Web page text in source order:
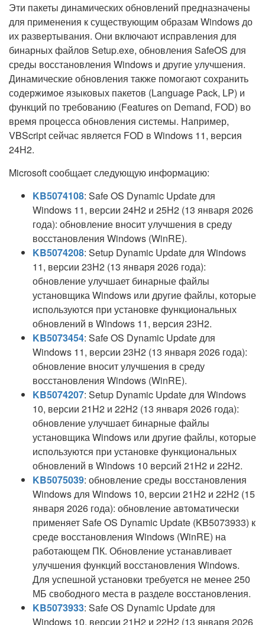
Эти пакеты динамических обновлений предназначены
для применения к существующим образам Windows до
их развертывания. Они включают исправления для
бинарных файлов Setup.exe, обновления SafeOS для
среды восстановления Windows и другие улучшения.
Динамические обновления также помогают сохранить
содержимое языковых пакетов (Language Pack, LP) и
функций по требованию (Features on Demand, FOD) во
время процесса обновления системы. Например,
VBScript сейчас является FOD в Windows 11, версия
24H2.
Microsoft сообщает следующую информацию:
KB5074108: Safe OS Dynamic Update для
Windows 11, версии 24H2 и 25H2 (13 января 2026
года): обновление вносит улучшения в среду
восстановления Windows (WinRE).
KB5074208: Setup Dynamic Update для Windows
11, версии 23H2 (13 января 2026 года):
обновление улучшает бинарные файлы
установщика Windows или другие файлы, которые
используются при установке функциональных
обновлений в Windows 11, версия 23H2.
KB5073454: Safe OS Dynamic Update для
Windows 11, версии 23H2 (13 января 2026 года):
обновление вносит улучшения в среду
восстановления Windows (WinRE).
KB5074207: Setup Dynamic Update для Windows
10, версии 21H2 и 22H2 (13 января 2026 года):
обновление улучшает бинарные файлы
установщика Windows или другие файлы, которые
используются при установке функциональных
обновлений в Windows 10 версий 21H2 и 22H2.
KB5075039: обновление среды восстановления
Windows для Windows 10, версии 21H2 и 22H2 (15
января 2026 года): обновление автоматически
применяет Safe OS Dynamic Update (KB5073933) к
среде восстановления Windows (WinRE) на
работающем ПК. Обновление устанавливает
улучшения функций восстановления Windows.
Для успешной установки требуется не менее 250
МБ свободного места в разделе восстановления.
KB5073933: Safe OS Dynamic Update для
Windows 10, версии 21H2 и 22H2 (13 января 2026